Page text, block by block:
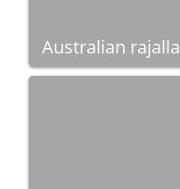
Australian rajalla